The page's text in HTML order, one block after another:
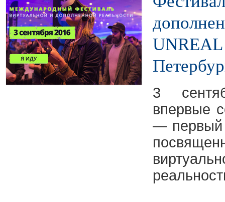
UNREAL
3
впервые
— первый